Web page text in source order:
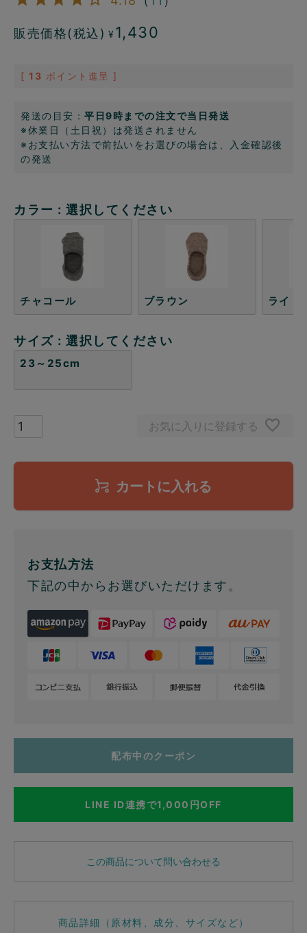
販売価格(税込) ¥ 1,430
[ 13 ポイント進呈 ]
発送の目安： 平日9時までの注文で当日発送
※休業日（土日祝）は発送されません
※お支払い方法で前払いをお選びの場合は、入金確認後
の発送
カラー 選択してください
チャコール ブラウン ライト
サイズ 選択してください
23～25cm
お気に入りに登録する
カートに入れる
お支払方法
下記の中からお選びいただけます。
配布中のクーポン
LINE ID連携で1,000円OFF
この商品について問い合わせる
商品詳細（原材料、成分、サイズなど）